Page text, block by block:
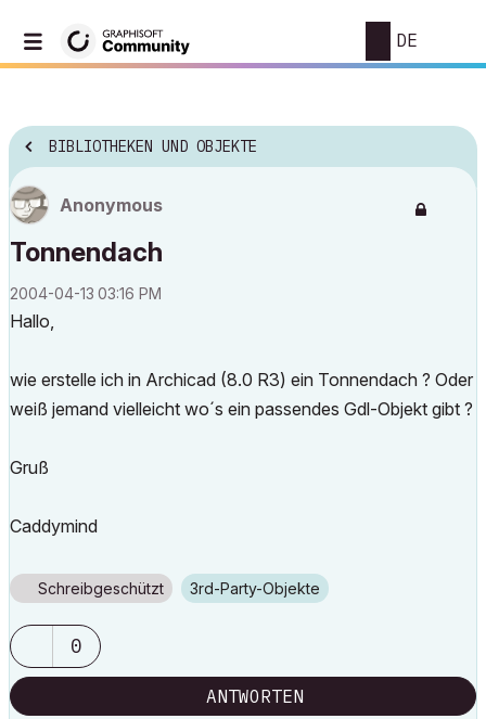
DE
BIBLIOTHEKEN UND OBJEKTE
Anonymous
Tonnendach
‎2004-04-13 03:16 PM
Hallo,
wie erstelle ich in Archicad (8.0 R3) ein Tonnendach ? Oder
weiß jemand vielleicht wo´s ein passendes Gdl-Objekt gibt ?
Gruß
Caddymind
Schreibgeschützt 3rd-Party-Objekte
0
ANTWORTEN